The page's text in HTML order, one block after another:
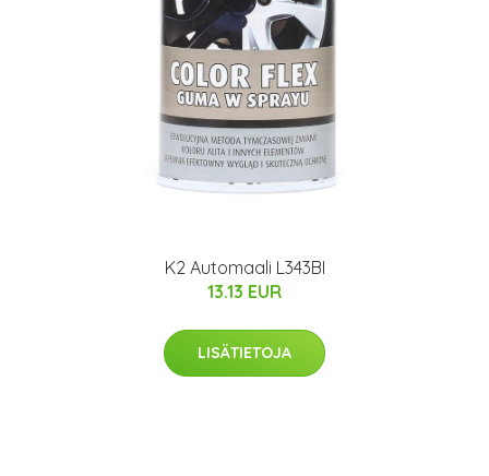
K2 Automaali L343BI
13.13 EUR
LISÄTIETOJA